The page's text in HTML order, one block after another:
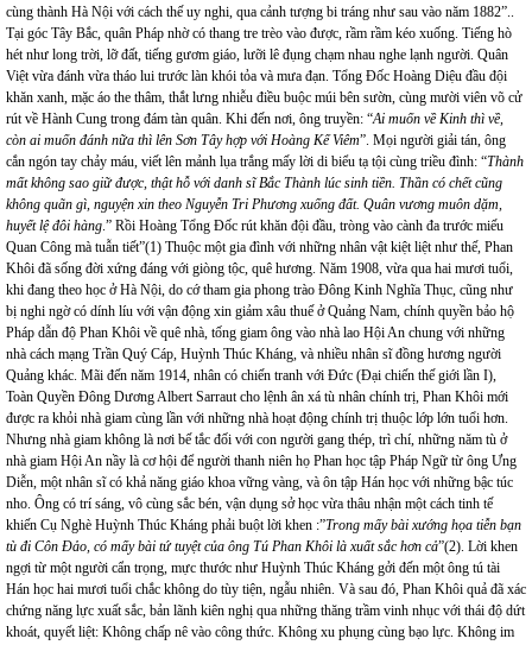
cùng thành Hà Nội với cách thế uy nghi, qua cảnh tượng bi tráng như sau vào năm 1882”..
Tại góc Tây Bắc, quân Pháp nhờ có thang tre trèo vào được, rầm rầm kéo xuống. Tiếng hò
hét như long trời, lỡ đất, tiếng gươm giáo, lưỡi lê đụng chạm nhau nghe lạnh người. Quân
Việt vừa đánh vừa tháo lui trước làn khói tỏa và mưa đạn. Tổng Đốc Hoàng Diệu đầu đội
khăn xanh, mặc áo the thâm, thắt lưng nhiễu điều buộc múi bên sườn, cùng mười viên võ cử
rút về Hành Cung trong đám tàn quân. Khi đến nơi, ông truyền: “Ai muốn về Kinh thì về,
còn ai muốn đánh nữa thì lên Sơn Tây hợp với Hoàng Kế Viêm”. Mọi người giải tán, ông
cắn ngón tay chảy máu, viết lên mảnh lụa trắng mấy lời di biểu tạ tội cùng triều đình: “Thành
mất không sao giữ được, thật hỗ với danh sĩ Bắc Thành lúc sinh tiền. Thần có chết cũng
không quãn gì, nguyện xin theo Nguyễn Tri Phương xuống đất. Quân vương muôn dặm,
huyết lệ đôi hàng.” Rồi Hoàng Tổng Đốc rút khăn đội đầu, tròng vào cành đa trước miếu
Quan Công mà tuẫn tiết”(1) Thuộc một gia đình với những nhân vật kiệt liệt như thế, Phan
Khôi đã sống đời xứng đáng với giòng tộc, quê hương. Năm 1908, vừa qua hai mươi tuổi,
khi đang theo học ở Hà Nội, do cớ tham gia phong trào Đông Kinh Nghĩa Thục, cũng như
bị nghi ngờ có dính líu với vận động xin giảm xâu thuế ở Quảng Nam, chính quyền bảo hộ
Pháp dẫn độ Phan Khôi về quê nhà, tống giam ông vào nhà lao Hội An chung với những
nhà cách mạng Trần Quý Cáp, Huỳnh Thúc Kháng, và nhiều nhân sĩ đồng hương người
Quảng khác. Mãi đến năm 1914, nhân có chiến tranh với Đức (Đại chiến thế giới lần I),
Toàn Quyền Đông Dương Albert Sarraut cho lệnh ân xá tù nhân chính trị, Phan Khôi mới
được ra khỏi nhà giam cùng lần với những nhà hoạt động chính trị thuộc lớp lớn tuổi hơn.
Nhưng nhà giam không là nơi bế tắc đối với con người gang thép, trì chí, những năm tù ở
nhà giam Hội An nầy là cơ hội để người thanh niên họ Phan học tập Pháp Ngữ từ ông Ưng
Diễn, một nhân sĩ có khả năng giáo khoa vững vàng, và ôn tập Hán học với những bậc túc
nho. Ông có trí sáng, vô cùng sắc bén, vận dụng sở học vừa thâu nhận một cách tinh tế
khiến Cụ Nghè Huỳnh Thúc Kháng phải buột lời khen :”Trong mấy bài xướng họa tiễn bạn
tù đi Côn Đảo, có mấy bài tứ tuyệt của ông Tú Phan Khôi là xuất sắc hơn cả”(2). Lời khen
ngợi từ một người cẩn trọng, mực thước như Huỳnh Thúc Kháng gởi đến một ông tú tài
Hán học hai mươi tuổi chắc không do tùy tiện, ngẫu nhiên. Và sau đó, Phan Khôi quả đã xác
chứng năng lực xuất sắc, bản lãnh kiên nghị qua những thăng trầm vinh nhục với thái độ dứt
khoát, quyết liệt: Không chấp nê vào công thức. Không xu phụng cùng bạo lực. Không im